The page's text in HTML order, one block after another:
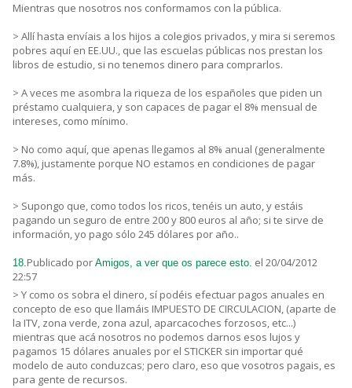
Mientras que nosotros nos conformamos con la pública.
> Allí hasta envíais a los hijos a colegios privados, y mira si seremos
pobres aquí en EE.UU., que las escuelas públicas nos prestan los
libros de estudio, si no tenemos dinero para comprarlos.
> A veces me asombra la riqueza de los españoles que piden un
préstamo cualquiera, y son capaces de pagar el 8% mensual de
intereses, como mínimo.
> No como aquí, que apenas llegamos al 8% anual (generalmente
7.8%), justamente porque NO estamos en condiciones de pagar
más.
> Supongo que, como todos los ricos, tenéis un auto, y estáis
pagando un seguro de entre 200 y 800 euros al año; si te sirve de
información, yo pago sólo 245 dólares por año..
18.Publicado por Amigos, a ver que os parece esto. el 20/04/2012
22:57
> Y como os sobra el dinero, sí podéis efectuar pagos anuales en
concepto de eso que llamáis IMPUESTO DE CIRCULACION, (aparte de
la ITV, zona verde, zona azul, aparcacoches forzosos, etc...)
mientras que acá nosotros no podemos darnos esos lujos y
pagamos 15 dólares anuales por el STICKER sin importar qué
modelo de auto conduzcas; pero claro, eso que vosotros pagais, es
para gente de recursos.